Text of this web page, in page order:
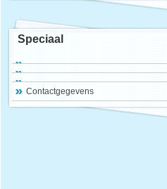
Speciaal
Contactgegevens